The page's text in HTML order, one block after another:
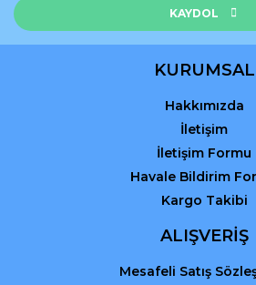
Ürün açıklamasında eksik bilgiler
Ürün fiyatı diğer sitelerden daha pahalı.
Gönder
KAYDOL
KURUMSAL
Hakkımızda
İletişim
İletişim Formu
Havale Bildirim
Kargo Takibi
ALIŞVERİŞ
Mesafeli Satış